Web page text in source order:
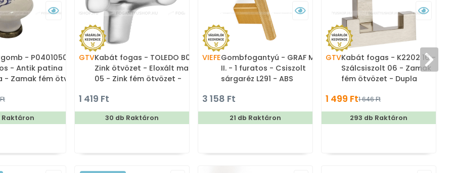
- P04010504 - 1
- Antik patina
kombinált
fém gombfogantyú
Raktáron
GTVKabát fogas - TOLEDO B0 16
Zink ötvözet - Eloxált matt
05 - Zink fém ötvözet -
1 419 Ft
30 db Raktáron
VIEFEGombfogantyú - GRAF MINI
II. - 1 furatos - Csiszolt
sárgaréz L291 - ABS
gombfogantyú, bútorgomb
3 158 Ft
21 db Raktáron
GTVKabát fogas - K2202 16 -
Szálcsiszolt 06 - Zamak
fém ötvözet - Dupla
1 499 Ft1 646 Ft
293 db Raktáron